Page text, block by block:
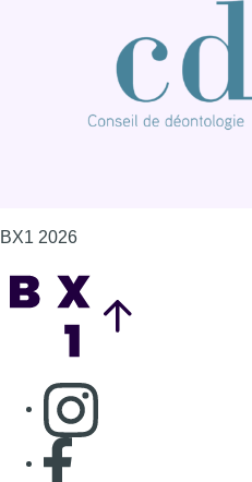
BX1 2026
Consulter page
Consulter page